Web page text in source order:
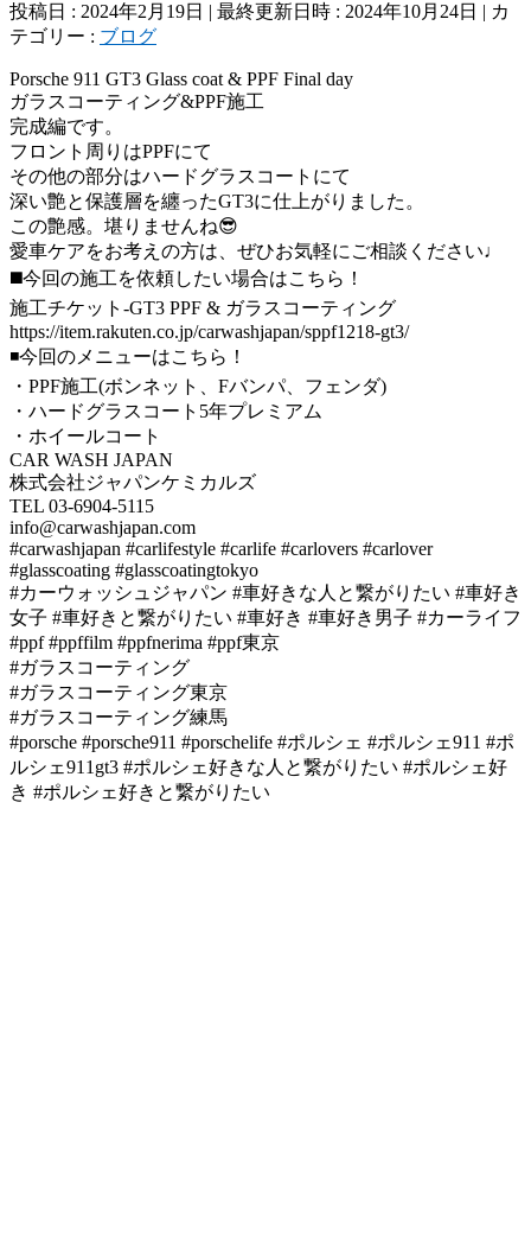
投稿日 : 2024年2月19日 最終更新日時 : 2024年10月24日
カ
テゴリー : ブログ
Porsche 911 GT3 Glass coat & PPF Final day
ガラスコーティング&PPF施工
完成編です。
フロント周りはPPFにて
その他の部分はハードグラスコートにて
深い艶と保護層を纏ったGT3に仕上がりました。
この艶感。堪りませんね😎
愛車ケアをお考えの方は、ぜひお気軽にご相談ください♩
◼️今回の施工を依頼したい場合はこちら！
施工チケット-GT3 PPF & ガラスコーティング
https://item.rakuten.co.jp/carwashjapan/sppf1218-gt3/
◾️今回のメニューはこちら！
・PPF施工(ボンネット、Fバンパ、フェンダ)
・ハードグラスコート5年プレミアム
・ホイールコート
CAR WASH JAPAN
株式会社ジャパンケミカルズ
TEL 03-6904-5115
info@carwashjapan.com
#carwashjapan #carlifestyle #carlife #carlovers #carlover
#glasscoating #glasscoatingtokyo
#カーウォッシュジャパン #車好きな人と繋がりたい #車好き
女子 #車好きと繋がりたい #車好き #車好き男子 #カーライフ
#ppf #ppffilm #ppfnerima #ppf東京
#ガラスコーティング
#ガラスコーティング東京
#ガラスコーティング練馬
#porsche #porsche911 #porschelife #ポルシェ #ポルシェ911 #ポ
ルシェ911gt3 #ポルシェ好きな人と繋がりたい #ポルシェ好
き #ポルシェ好きと繋がりたい